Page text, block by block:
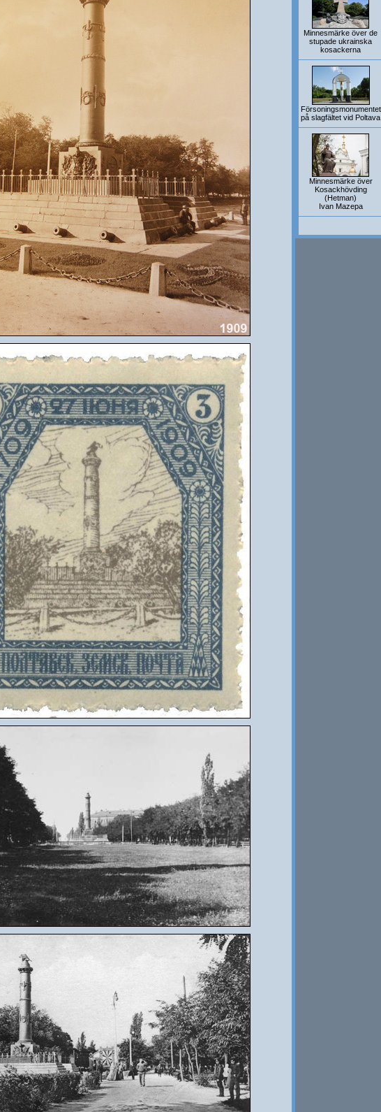
Minnesmärke över de
stupade ukrainska
kosackerna
Försoningsmonumentet
på slagfältet vid Poltava
Minnesmärke över
Kosackhövding
(Hetman)
Ivan Mazepa